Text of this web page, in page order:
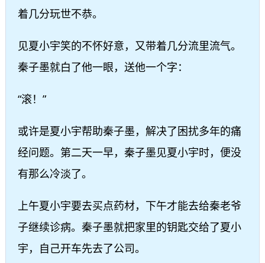
着几分玩世不恭。
见夏小宇笑的不怀好意，又带着几分流里流气。
秦子墨就白了他一眼，送他一个字：
“滚！”
或许是夏小宇帮助秦子墨，解决了困扰多年的痛
经问题。第二天一早，秦子墨见夏小宇时，便没
有那么冷淡了。
上午夏小宇要去买点药材，下午才能去给秦老爷
子继续诊病。秦子墨就把家里的钥匙交给了夏小
宇，自己开车先去了公司。